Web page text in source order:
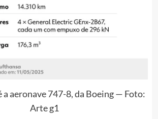
a aeronave 747-8, da Boeing — Foto:
Arte g1